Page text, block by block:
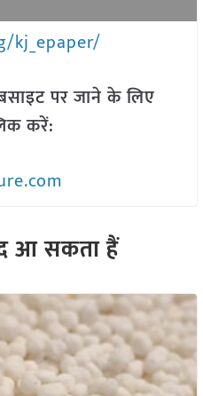
kj_epaper/
पर जाने के लिए
करें:
आ सकता हैं